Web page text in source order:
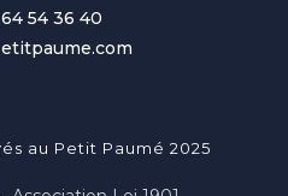
54 36 40
au Petit Paumé 2025